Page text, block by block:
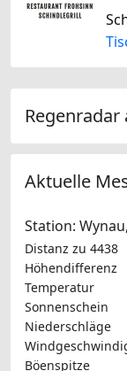
Regenradar
Aktuelle
Station:
Distanz zu 4438
Höhendifferenz
Temperatur
Sonnenschein
Niederschläge
Böenspitze